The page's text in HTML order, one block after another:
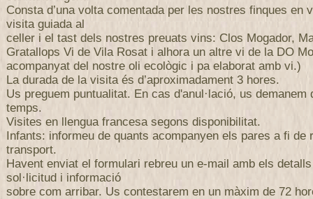
Consta d’una volta comentada per les nostres finques en
visita guiada al
celler i el tast dels nostres preuats vins: Clos Mogador,
Gratallops Vi de Vila Rosat i alhora un altre vi de la DO
acompanyat del nostre oli ecològic i pa elaborat amb vi.)
La durada de la visita és d’aproximadament 3 hores.
Us preguem puntualitat. En cas d'anul·lació, us demanem
temps.
Visites en llengua francesa segons disponibilitat.
Infants: informeu de quants acompanyen els pares a fi de
transport.
Havent enviat el formulari rebreu un e-mail amb els
sol·licitud i informació
sobre com arribar. Us contestarem en un màxim de 72